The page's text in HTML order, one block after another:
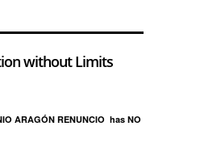
without Limits
ARAGÓN RENUNCIO has NO